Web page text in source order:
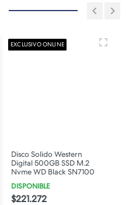
EXCLUSIVO ONLINE
Disco Solido Western
Digital 500GB SSD M.2
Nvme WD Black SN7100
DISPONIBLE
$221.272